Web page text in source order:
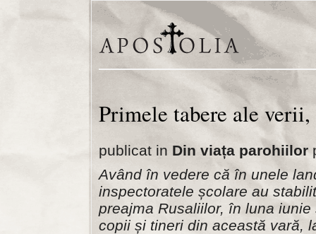
Primele tabere ale
publicat in Din viața parohiilor
Având în vedere că în unele
inspectoratele școlare au
preajma Rusaliilor, în luna
copii și tineri din această vară,